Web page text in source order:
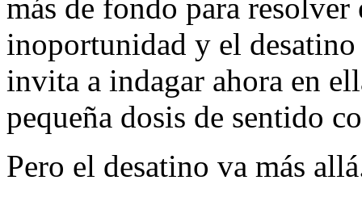
más de fondo para resolver
inoportunidad y el desatino
invita a indagar ahora en
pequeña dosis de sentido
Pero el desatino va más